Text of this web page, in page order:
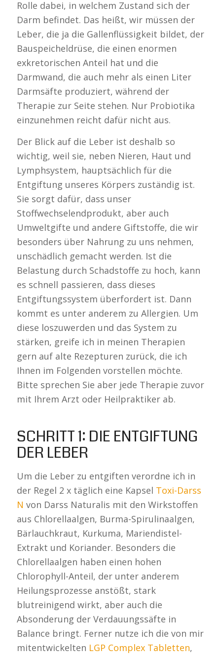
Rolle dabei, in welchem Zustand sich der
Darm befindet. Das heißt, wir müssen der
Leber, die ja die Gallenflüssigkeit bildet, der
Bauspeicheldrüse, die einen enormen
exkretorischen Anteil hat und die
Darmwand, die auch mehr als einen Liter
Darmsäfte produziert, während der
Therapie zur Seite stehen. Nur Probiotika
einzunehmen reicht dafür nicht aus.
Der Blick auf die Leber ist deshalb so
wichtig, weil sie, neben Nieren, Haut und
Lymphsystem, hauptsächlich für die
Entgiftung unseres Körpers zuständig ist.
Sie sorgt dafür, dass unser
Stoffwechselendprodukt, aber auch
Umweltgifte und andere Giftstoffe, die wir
besonders über Nahrung zu uns nehmen,
unschädlich gemacht werden. Ist die
Belastung durch Schadstoffe zu hoch, kann
es schnell passieren, dass dieses
Entgiftungssystem überfordert ist. Dann
kommt es unter anderem zu Allergien. Um
diese loszuwerden und das System zu
stärken, greife ich in meinen Therapien
gern auf alte Rezepturen zurück, die ich
Ihnen im Folgenden vorstellen möchte.
Bitte sprechen Sie aber jede Therapie zuvor
mit Ihrem Arzt oder Heilpraktiker ab.
SCHRITT 1: DIE ENTGIFTUNG
DER LEBER
Um die Leber zu entgiften verordne ich in
der Regel 2 x täglich eine Kapsel Toxi-Darss
N von Darss Naturalis mit den Wirkstoffen
aus Chlorellaalgen, Burma-Spirulinaalgen,
Bärlauchkraut, Kurkuma, Mariendistel-
Extrakt und Koriander. Besonders die
Chlorellaalgen haben einen hohen
Chlorophyll-Anteil, der unter anderem
Heilungsprozesse anstößt, stark
blutreinigend wirkt, aber auch die
Absonderung der Verdauungssäfte in
Balance bringt. Ferner nutze ich die von mir
mitentwickelten LGP Complex Tabletten,